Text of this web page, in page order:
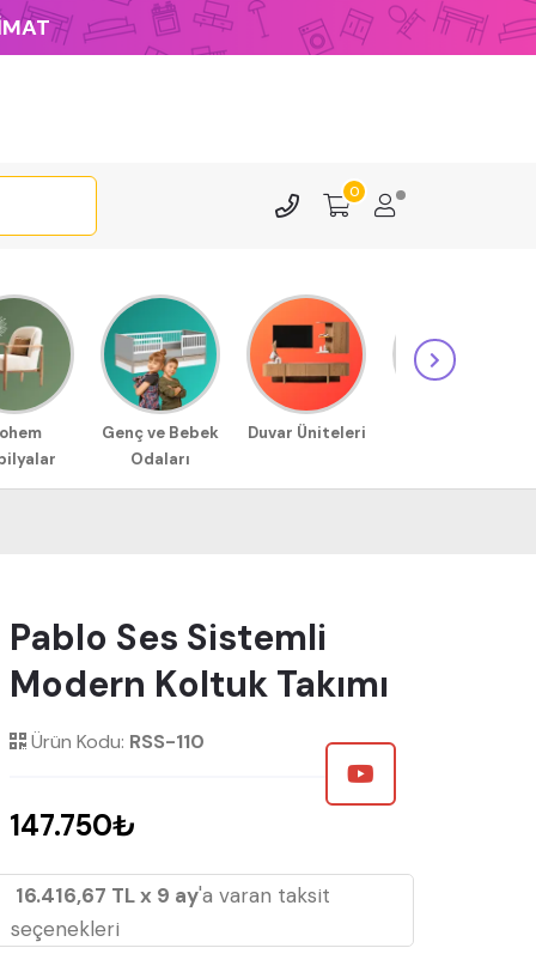
0
Genç ve Bebek
Odaları
Duvar Üniteleri
Pablo Ses Sistemli
Modern Koltuk Takımı
Ürün Kodu: RSS-110
147.750₺
16.416,67 TL x 9 ay'a varan taksit
seçenekleri